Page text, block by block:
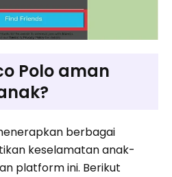
Polo aman
berbagai
keselamatan anak-
platform ini. Berikut